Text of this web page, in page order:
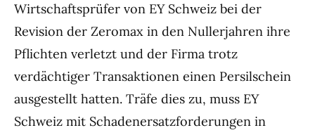
Wirtschaftsprüfer von EY Schweiz bei der
Revision der Zeromax in den Nullerjahren ihre
Pflichten verletzt und der Firma trotz
verdächtiger Transaktionen einen Persilschein
ausgestellt hatten. Träfe dies zu, muss EY
Schweiz mit Schadenersatzforderungen in